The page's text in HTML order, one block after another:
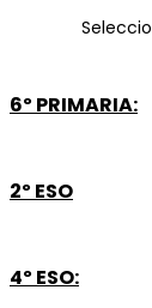
6º PRIMARIA:
2º ESO
4º ESO: